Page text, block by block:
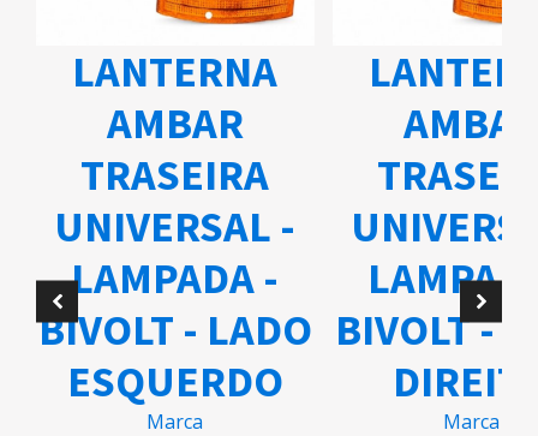
LANTERNA
AMBAR
TRASEIRA
UNIVERSAL -
LAMPADA -
BIVOLT - LADO
ESQUERDO
Marca
BIVOLT -
Marca